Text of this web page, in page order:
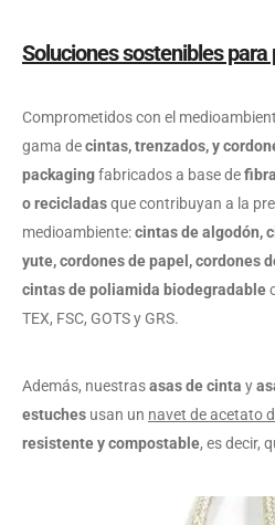
Soluciones sostenibles para
Comprometidos con el
gama decintas, trenzados, y
packagingfabricados a base de
o recicladasque contribuyan a la
medioambiente:cintas de algodón,
yute, cordones de papel, cordones
cintas de poliamida biodegradable
TEX, FSC, GOTS y GRS.
Además, nuestrasasas de cinta y
estuches usan un navet de acetato
resistente y compostable, es decir,